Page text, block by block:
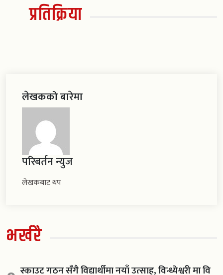
प्रतिक्रिया
लेखकको बारेमा
परिबर्तन न्युज
लेखकबाट थप
भर्खरै
स्काउट गठन सँगै विद्यार्थीमा नयाँ उत्साह, विन्ध्येश्वरी मा वि